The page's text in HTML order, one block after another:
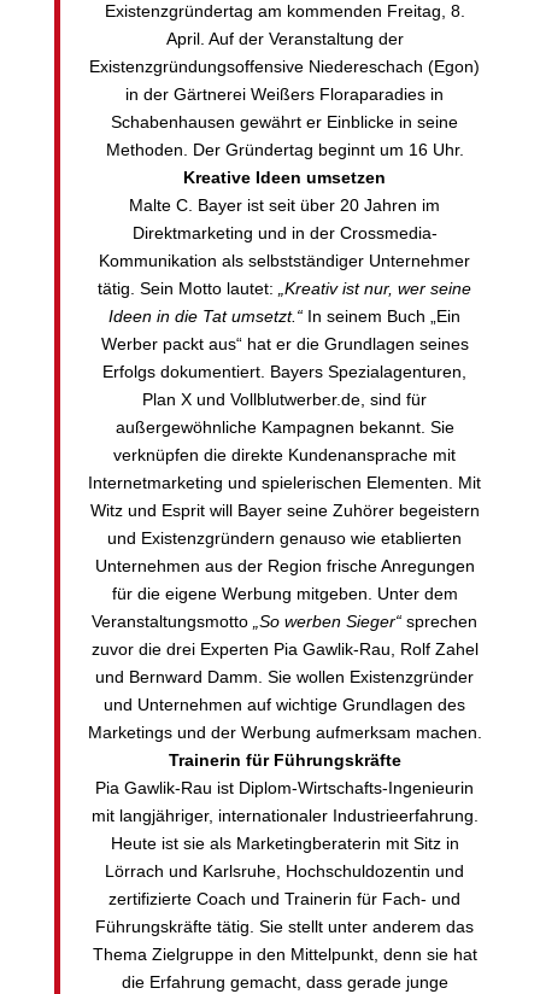
Existenzgründertag am kommenden Freitag, 8.
April. Auf der Veranstaltung der
Existenzgründungsoffensive Niedereschach (Egon)
in der Gärtnerei Weißers Floraparadies in
Schabenhausen gewährt er Einblicke in seine
Methoden. Der Gründertag beginnt um 16 Uhr.
Kreative Ideen umsetzen
Malte C. Bayer ist seit über 20 Jahren im
Direktmarketing und in der Crossmedia-
Kommunikation als selbstständiger Unternehmer
tätig. Sein Motto lautet: „Kreativ ist nur, wer seine
Ideen in die Tat umsetzt.“ In seinem Buch „Ein
Werber packt aus“ hat er die Grundlagen seines
Erfolgs dokumentiert. Bayers Spezialagenturen,
Plan X und Vollblutwerber.de, sind für
außergewöhnliche Kampagnen bekannt. Sie
verknüpfen die direkte Kundenansprache mit
Internetmarketing und spielerischen Elementen. Mit
Witz und Esprit will Bayer seine Zuhörer begeistern
und Existenzgründern genauso wie etablierten
Unternehmen aus der Region frische Anregungen
für die eigene Werbung mitgeben. Unter dem
Veranstaltungsmotto „So werben Sieger“ sprechen
zuvor die drei Experten Pia Gawlik-Rau, Rolf Zahel
und Bernward Damm. Sie wollen Existenzgründer
und Unternehmen auf wichtige Grundlagen des
Marketings und der Werbung aufmerksam machen.
Trainerin für Führungskräfte
Pia Gawlik-Rau ist Diplom-Wirtschafts-Ingenieurin
mit langjähriger, internationaler Industrieerfahrung.
Heute ist sie als Marketingberaterin mit Sitz in
Lörrach und Karlsruhe, Hochschuldozentin und
zertifizierte Coach und Trainerin für Fach- und
Führungskräfte tätig. Sie stellt unter anderem das
Thema Zielgruppe in den Mittelpunkt, denn sie hat
die Erfahrung gemacht, dass gerade junge